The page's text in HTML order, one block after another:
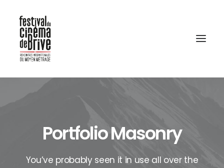
Portfolio Masonry
You’ve probably seen it in use all over the